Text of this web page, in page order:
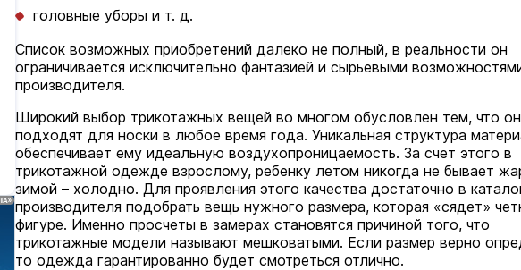
головные уборы и т. д.
Список возможных приобретений далеко не полный, в реальности он
ограничивается исключительно фантазией и сырьевыми
производителя.
Широкий выбор трикотажных вещей во многом обусловлен тем, что
подходят для носки в любое время года. Уникальная структура
обеспечивает ему идеальную воздухопроницаемость. За счет этого в
трикотажной одежде взрослому, ребенку летом никогда не бывает
зимой – холодно. Для проявления этого качества достаточно в
производителя подобрать вещь нужного размера, которая «сядет»
фигуре. Именно просчеты в замерах становятся причиной того, что
трикотажные модели называют мешковатыми. Если размер верно
то одежда гарантированно будет смотреться отлично.